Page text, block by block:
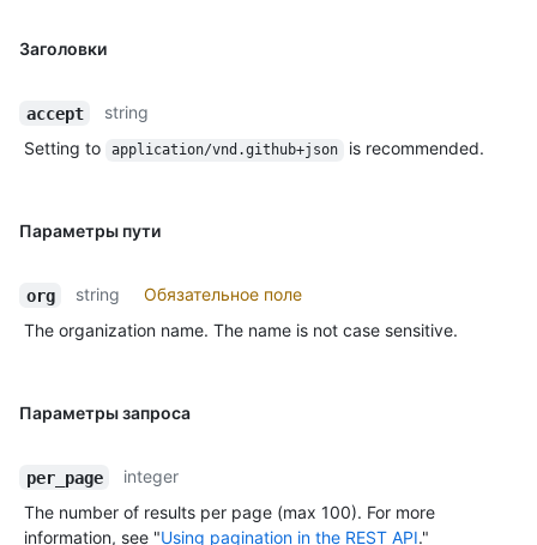
Заголовки
accept
string
Setting to
application/vnd.github+json is recommended.
Параметры пути
org string
Обязательное поле
The organization name. The name is not case sensitive.
Параметры запроса
per_page
integer
The number of results per page (max 100). For more
information, see "Using pagination in the REST API."